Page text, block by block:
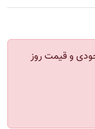
و قیمت روز